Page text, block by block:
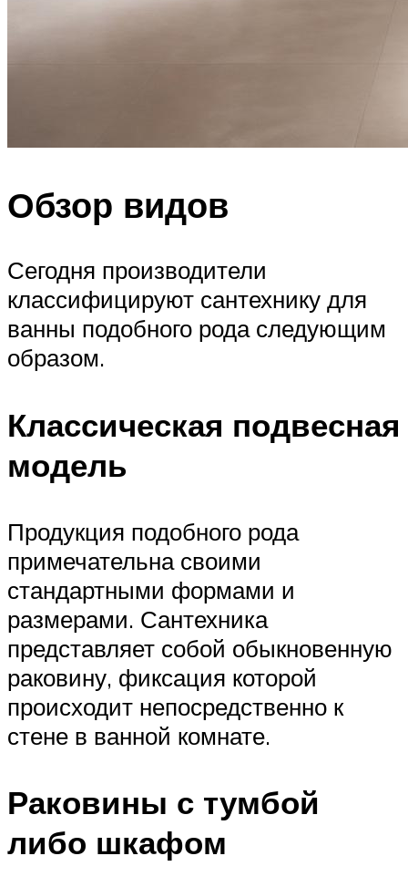
Обзор видов
Сегодня производители
классифицируют сантехнику для
ванны подобного рода следующим
образом.
Классическая подвесная
модель
Продукция подобного рода
примечательна своими
стандартными формами и
размерами. Сантехника
представляет собой обыкновенную
раковину, фиксация которой
происходит непосредственно к
стене в ванной комнате.
Раковины с тумбой
либо шкафом